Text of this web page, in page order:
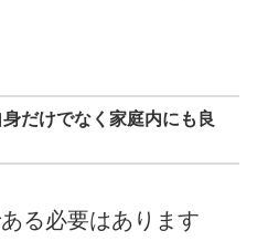
だけでなく家庭内にも良
る必要はあります